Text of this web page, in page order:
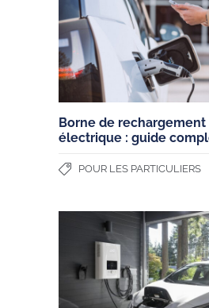
Borne de
électrique : guide
POUR LES PARTICULIERS